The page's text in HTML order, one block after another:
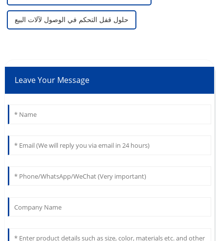
حلول قفل التحكم في الوصول لآلات البيع
Leave Your Message